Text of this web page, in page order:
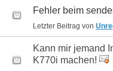
Fehler beim
Letzter Beitrag von
Kann mir jemand
K770i machen!